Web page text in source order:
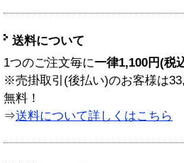
送料について
1つのご注文毎に一律1,100円(税
※売掛取引(後払い)のお客様は
無料！
⇒送料について詳しくはこちら